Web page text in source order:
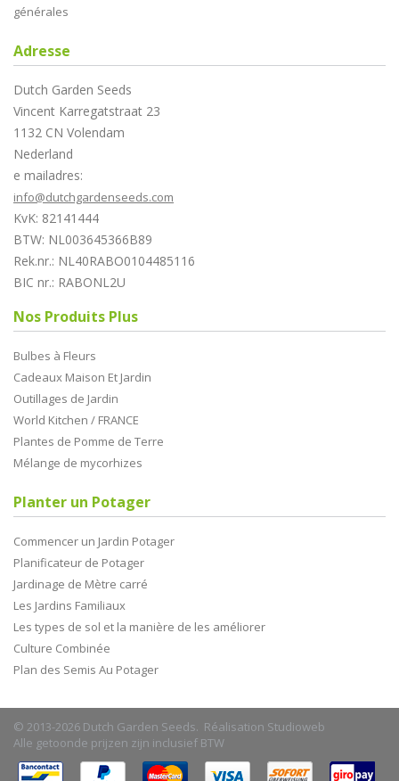
générales
Adresse
Dutch Garden Seeds
Vincent Karregatstraat 23
1132 CN Volendam
Nederland
e mailadres:
info@dutchgardenseeds.com
KvK: 82141444
BTW: NL003645366B89
Rek.nr.: NL40RABO0104485116
BIC nr.: RABONL2U
Nos Produits Plus
Bulbes à Fleurs
Cadeaux Maison Et Jardin
Outillages de Jardin
World Kitchen / FRANCE
Plantes de Pomme de Terre
Mélange de mycorhizes
Planter un Potager
Commencer un Jardin Potager
Planificateur de Potager
Jardinage de Mètre carré
Les Jardins Familiaux
Les types de sol et la manière de les améliorer
Culture Combinée
Plan des Semis Au Potager
© 2013-2026 Dutch Garden Seeds. Réalisation Studioweb
Alle getoonde prijzen zijn inclusief BTW